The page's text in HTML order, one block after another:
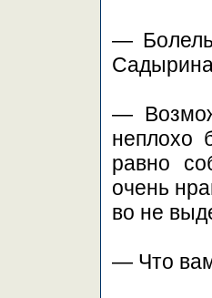
—
—
неплохо
равно
очень
во не
— Что